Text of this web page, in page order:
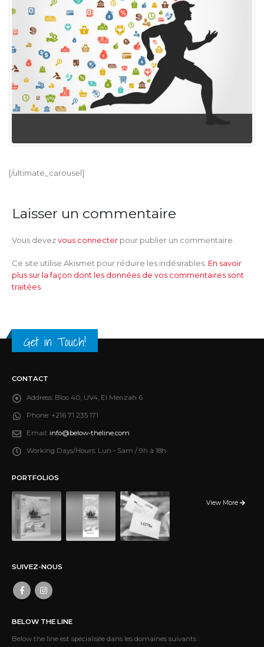
[/ultimate_carousel]
Laisser un commentaire
Vous devezvous connecter pour publier un commentaire.
Ce site utilise Akismet pour réduire les indésirables. En savoir
plus sur la façon dont les données de vos commentaires sont
traitées
Get in Touch!
CONTACT
Address: Bloc 40, UV4, El Menzah 6
Phone: +216 71 235 171
Email: info@below-theline.com
Working Days/Hours: Lun - Sam / 9h à 18h
PORTFOLIOS
View More
SUIVEZ-NOUS
BELOW THE LINE
Below the line est spécialisée dans les domaines suivants :